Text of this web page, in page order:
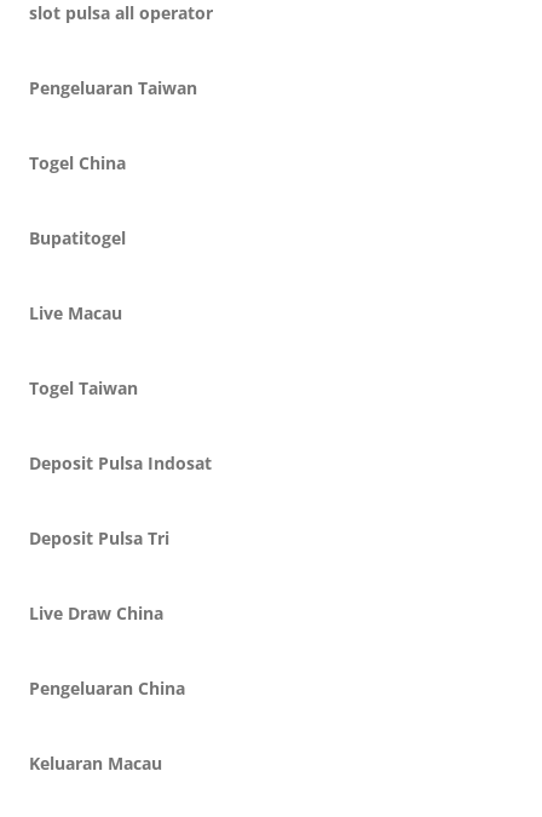
slot pulsa all operator
Pengeluaran Taiwan
Togel China
Bupatitogel
Live Macau
Togel Taiwan
Deposit Pulsa Indosat
Deposit Pulsa Tri
Live Draw China
Pengeluaran China
Keluaran Macau